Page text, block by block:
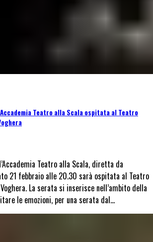
Teatro alla Scala ospitata al Teatro
Teatro alla Scala, diretta da
21 febbraio alle 20.30 sarà ospitata al Teatro
La serata si inserisce nell’ambito della
le emozioni, per una serata dal…